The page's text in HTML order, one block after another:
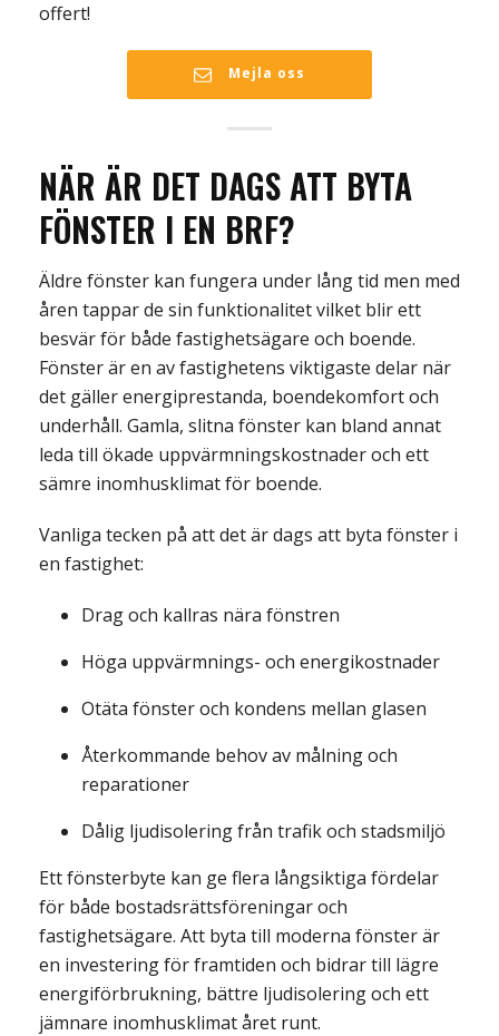
offert!
Mejla oss
NÄR ÄR DET DAGSATT BYTA
FÖNSTER I EN BRF?
Äldre fönster kan fungera under lång tid men med
åren tappar de sin funktionalitet vilket blir ett
besvär för både fastighetsägare och boende.
Fönster är en av fastighetens viktigaste delar när
det gäller energiprestanda, boendekomfort och
underhåll. Gamla, slitna fönster kan bland annat
leda till ökade uppvärmningskostnader och ett
sämre inomhusklimat för boende.
Vanliga tecken på att det är dags att byta fönster i
en fastighet:
Drag och kallras nära fönstren
Höga uppvärmnings- och energikostnader
Otäta fönster och kondens mellan glasen
Återkommande behov av målning och
reparationer
Dålig ljudisolering från trafik och stadsmiljö
Ett fönsterbyte kan ge flera långsiktiga fördelar
för både bostadsrättsföreningar och
fastighetsägare. Att byta till moderna fönster är
en investering för framtiden och bidrar till lägre
energiförbrukning, bättre ljudisolering och ett
jämnare inomhusklimat året runt.